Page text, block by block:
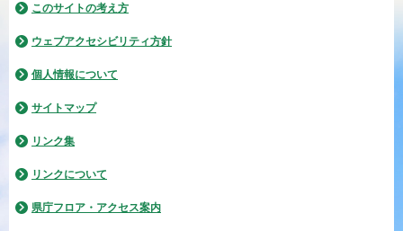
このサイトの考え方
ウェブアクセシビリティ方針
個人情報について
サイトマップ
リンク集
リンクについて
県庁フロア・アクセス案内